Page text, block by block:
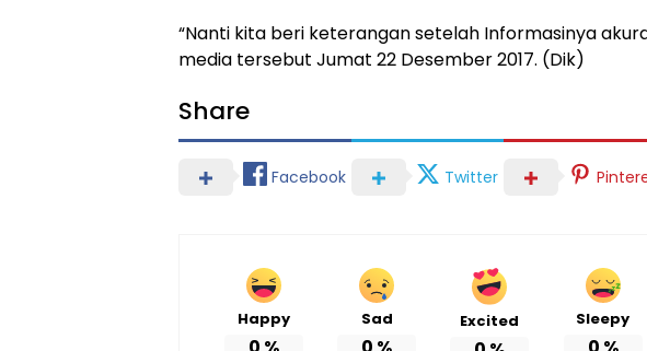
“Nanti kita beri keterangan setelah Informasinya
media tersebut Jumat 22 Desember 2017. (Dik)
Share
Facebook Twitter
Happy Sad Excited Sleepy